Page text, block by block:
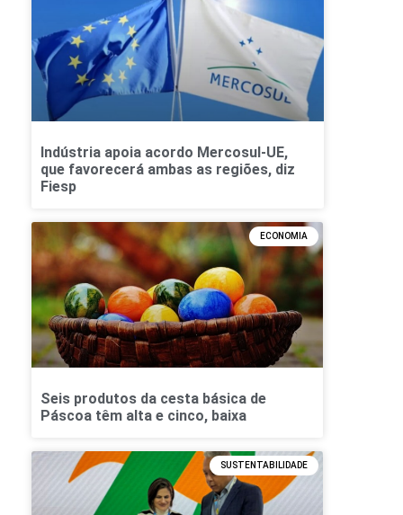
Indústria apoia acordo Mercosul-UE,
que favorecerá ambas as regiões, diz
Fiesp
ECONOMIA
Seis produtos da cesta básica de
Páscoa têm alta e cinco, baixa
SUSTENTABILIDADE